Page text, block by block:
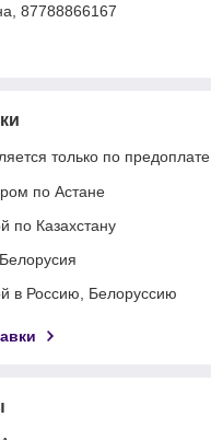
87788866167
только по предоплате.
по Астане
по Казахстану
в Россию, Белоруссию